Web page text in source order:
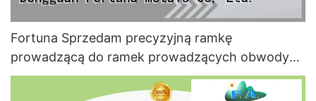
Fortuna Sprzedam precyzyjną ramkę
prowadzącą do ramek prowadzących obwody
scalone